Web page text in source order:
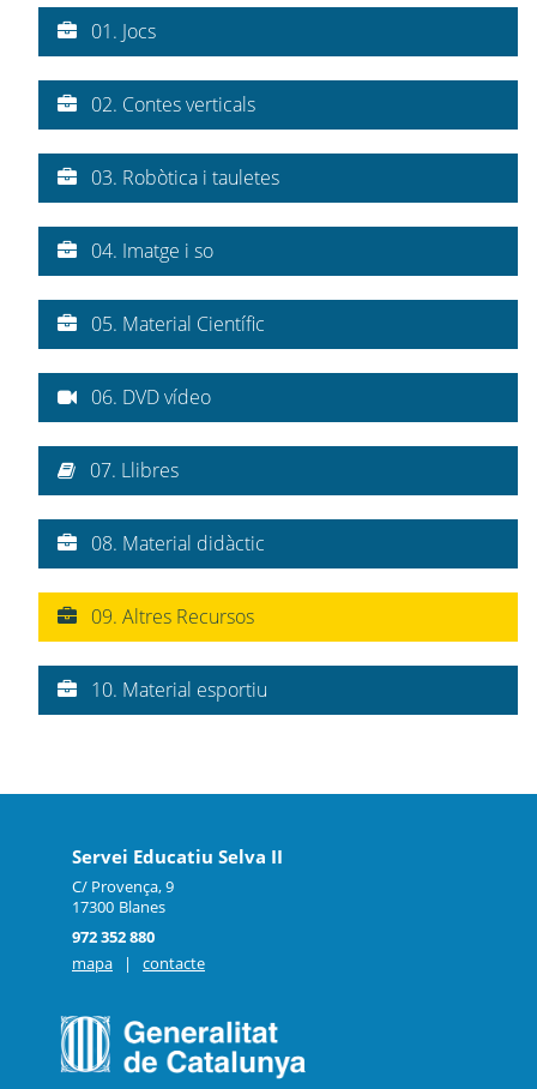
01. Jocs
02. Contes verticals
03. Robòtica i tauletes
04. Imatge i so
05. Material Científic
06. DVD vídeo
07. Llibres
08. Material didàctic
09. Altres Recursos
10. Material esportiu
Servei Educatiu Selva II
C/ Provença, 9
17300 Blanes
972 352 880
mapa
| contacte